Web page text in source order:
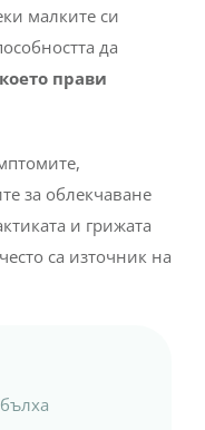
малките си
да
което прави
за облекчаване
и грижата
са източник на